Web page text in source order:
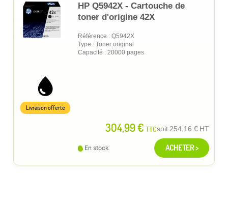
HP Q5942X - Cartouche de
toner d'origine 42X
Référence : Q5942X
Type : Toner original
Capacité : 20000 pages
304,99 € TTCsoit254,16 € HT
Livraison offerte
En stock ACHETER >